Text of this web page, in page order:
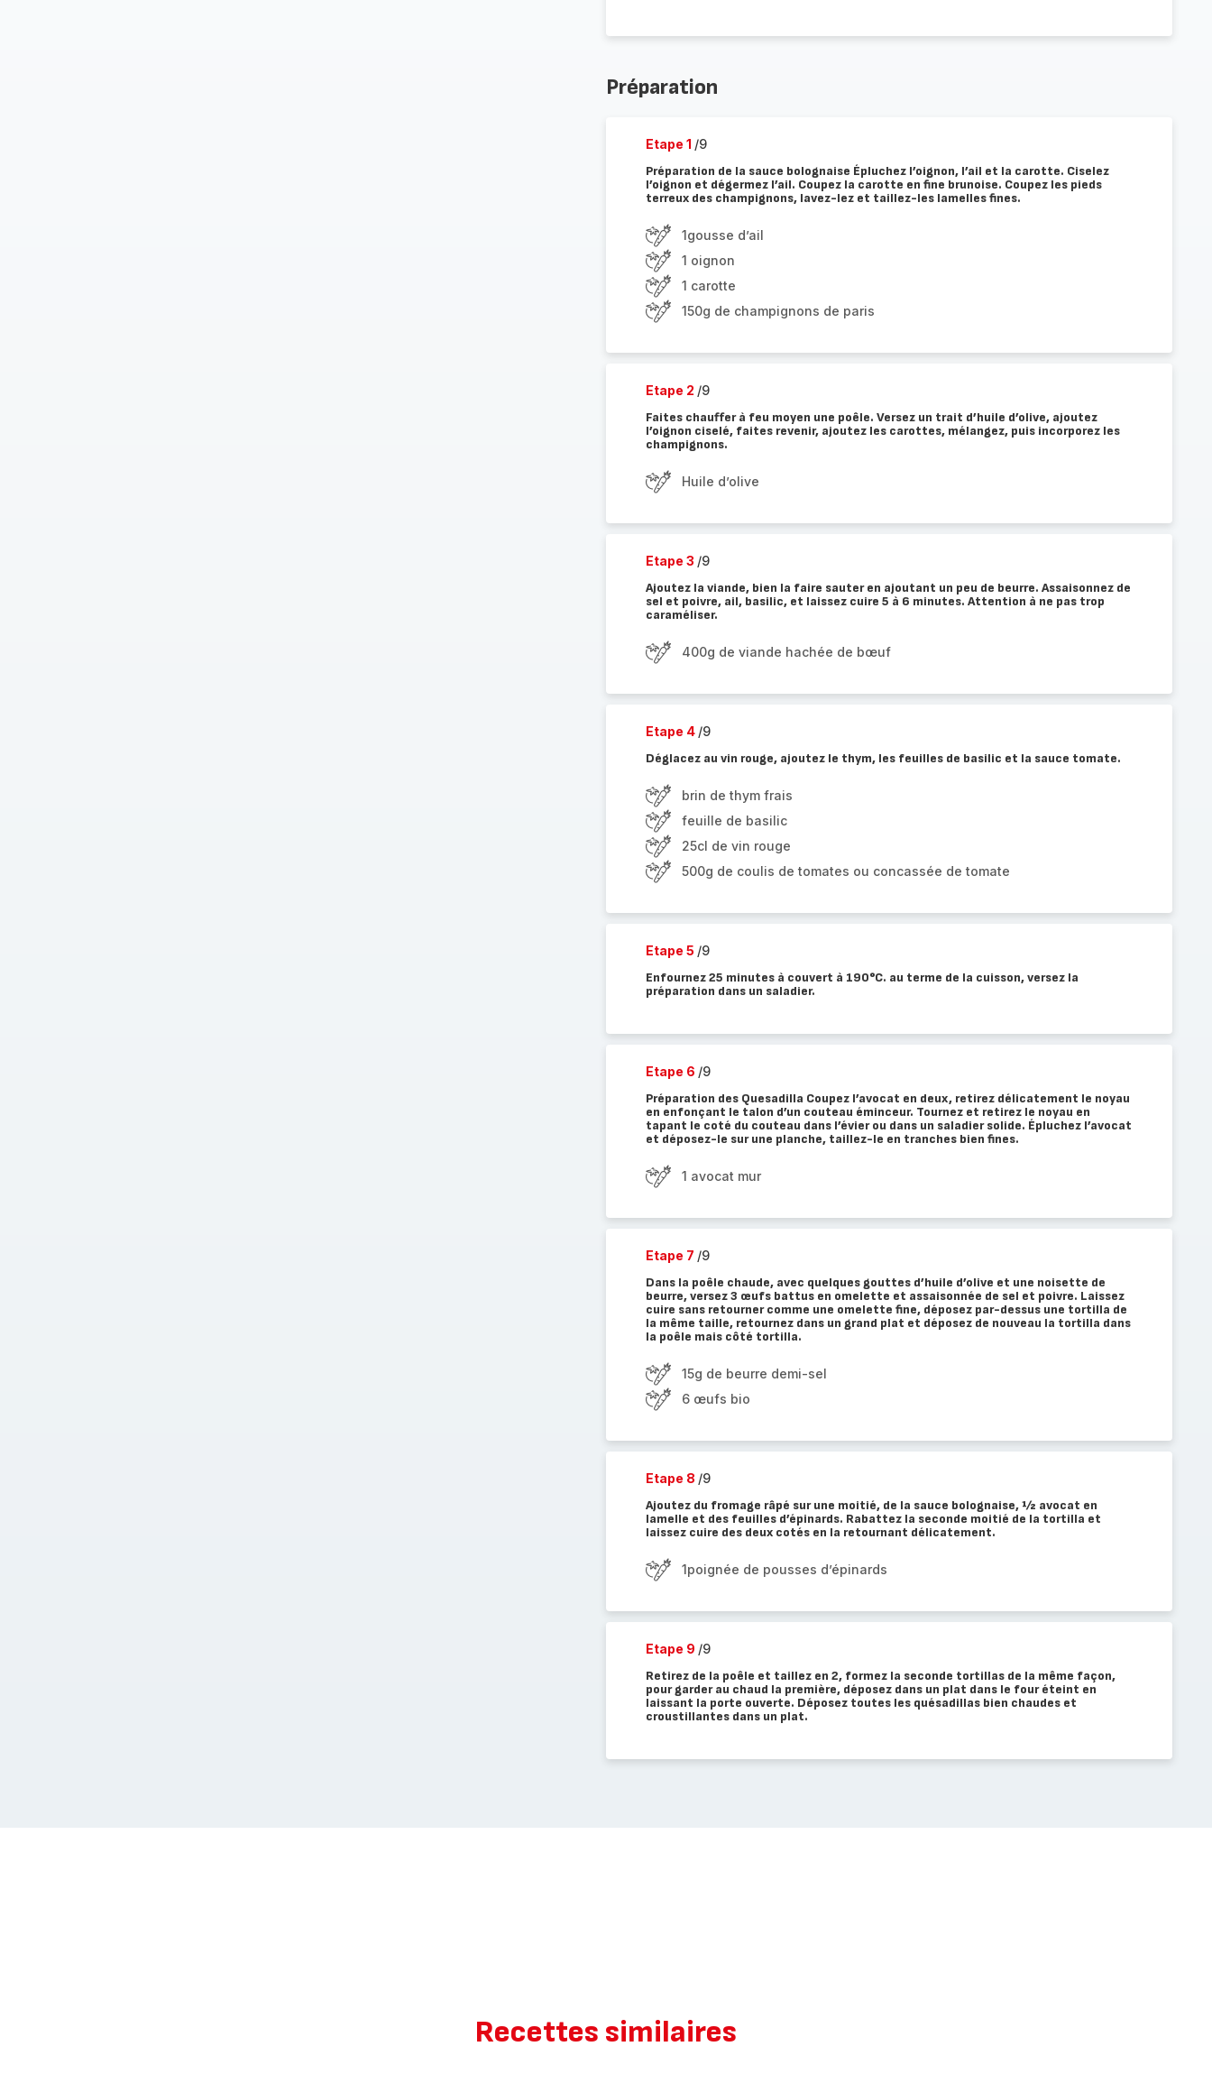
Préparation
Etape 1 /9
Préparation de la sauce bolognaise Épluchez l’oignon, l’ail et la carotte. Ciselez
l’oignon et dégermez l’ail. Coupez la carotte en fine brunoise. Coupez les pieds
terreux des champignons, lavez-lez et taillez-les lamelles fines.
1gousse d’ail
1 oignon
1 carotte
150g de champignons de paris
Etape 2 /9
Faites chauffer à feu moyen une poêle. Versez un trait d’huile d’olive, ajoutez
l’oignon ciselé, faites revenir, ajoutez les carottes, mélangez, puis incorporez les
champignons.
Huile d’olive
Etape 3 /9
Ajoutez la viande, bien la faire sauter en ajoutant un peu de beurre. Assaisonnez de
sel et poivre, ail, basilic, et laissez cuire 5 à 6 minutes. Attention à ne pas trop
caraméliser.
400g de viande hachée de bœuf
Etape 4 /9
Déglacez au vin rouge, ajoutez le thym, les feuilles de basilic et la sauce tomate.
brin de thym frais
feuille de basilic
25cl de vin rouge
500g de coulis de tomates ou concassée de tomate
Etape 5 /9
Enfournez 25 minutes à couvert à 190°C. au terme de la cuisson, versez la
préparation dans un saladier.
Etape 6 /9
Préparation des Quesadilla Coupez l’avocat en deux, retirez délicatement le noyau
en enfonçant le talon d’un couteau éminceur. Tournez et retirez le noyau en
tapant le coté du couteau dans l’évier ou dans un saladier solide. Épluchez l’avocat
et déposez-le sur une planche, taillez-le en tranches bien fines.
1 avocat mur
Etape 7 /9
Dans la poêle chaude, avec quelques gouttes d’huile d’olive et une noisette de
beurre, versez 3 œufs battus en omelette et assaisonnée de sel et poivre. Laissez
cuire sans retourner comme une omelette fine, déposez par-dessus une tortilla de
la même taille, retournez dans un grand plat et déposez de nouveau la tortilla dans
la poêle mais côté tortilla.
15g de beurre demi-sel
6 œufs bio
Etape 8 /9
Ajoutez du fromage râpé sur une moitié, de la sauce bolognaise, ½ avocat en
lamelle et des feuilles d’épinards. Rabattez la seconde moitié de la tortilla et
laissez cuire des deux cotés en la retournant délicatement.
1poignée de pousses d’épinards
Etape 9 /9
Retirez de la poêle et taillez en 2, formez la seconde tortillas de la même façon,
pour garder au chaud la première, déposez dans un plat dans le four éteint en
laissant la porte ouverte. Déposez toutes les quésadillas bien chaudes et
croustillantes dans un plat.
Recettes similaires